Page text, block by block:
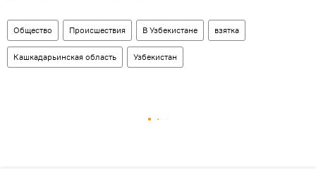
Общество Происшествия В Узбекистане взятка
Кашкадарьинская область Узбекистан